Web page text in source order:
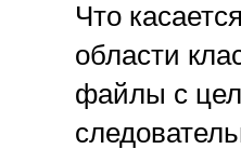
Что
области
файлы с